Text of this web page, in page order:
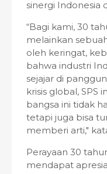
sinergi Indonesia
“Bagi kami, 30
melainkan
oleh keringat,
bahwa industri
sejajar di
krisis global, SPS
bangsa ini tidak
tetapi juga bisa
memberi arti,"
Perayaan 30
mendapat